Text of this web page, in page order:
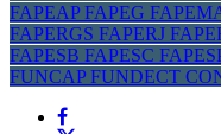
FAPEAPFAPEG
FAPERGS FAPERJ
FAPESB FAPESC
FUNCAPFUNDECT